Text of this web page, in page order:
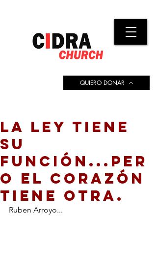
QUIERO DONAR
LA LEY TIENE
SU
FUNCIÓN...PER
O EL CORAZÓN
TIENE OTRA.
Ruben Arroyo...